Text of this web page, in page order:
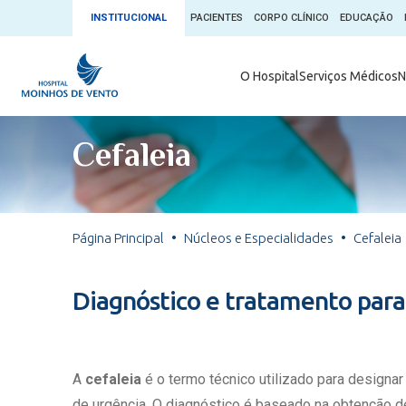
INSTITUCIONAL PACIENTES CORPO CLÍNICO EDUCAÇÃO
O HospitalServiços Médicos
Serviços Médicos
Núcleos e Especialidades
Exames
Fale com o Moinhos
Seu Médico
Ambulatório
Comitê de
Conheça o
Blog Saúde
Convênios
Doação de
Escritório
Cefaleia
Página Principal Núcleos e Especialidades Cefaleia
Diagnóstico e tratamento
A cefaleia é o termo técnico utilizado para